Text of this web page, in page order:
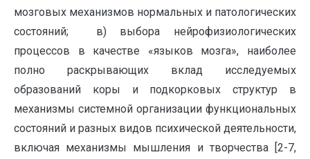
мозговых механизмов нормальных и патологических
состояний; в) выбора нейрофизиологических
процессов в качестве «языков мозга», наиболее
полно раскрывающих вклад исследуемых
образований коры и подкорковых структур в
механизмы системной организации функциональных
состояний и разных видов психической деятельности,
включая механизмы мышления и творчества [2-7,